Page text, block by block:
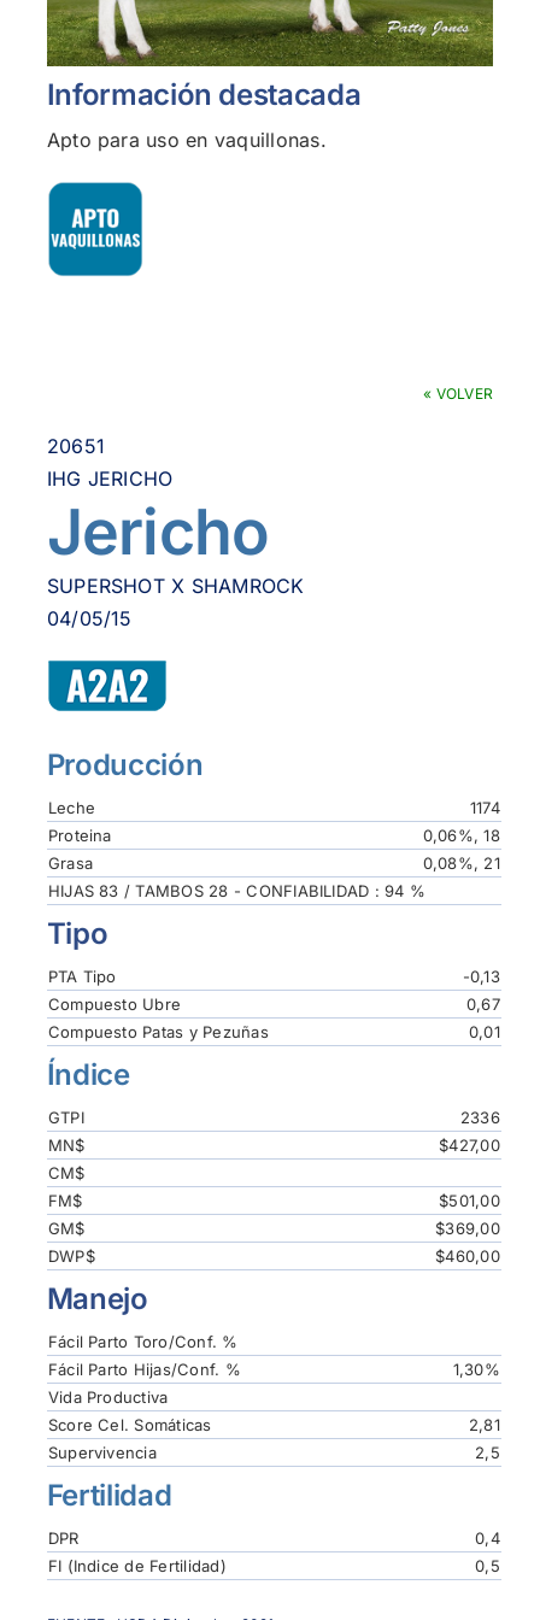
Información destacada
Apto para uso en vaquillonas.
« VOLVER
20651
IHG JERICHO
Jericho
SUPERSHOT X SHAMROCK
04/05/15
Producción
Leche
1174
Proteina
0,06%, 18
Grasa
0,08%, 21
HIJAS 83 / TAMBOS 28 - CONFIABILIDAD : 94 %
Tipo
PTA Tipo
-0,13
Compuesto Ubre
0,67
Compuesto Patas y Pezuñas
0,01
Índice
GTPI
2336
MN$
$427,00
CM$
FM$
$501,00
GM$
$369,00
DWP$
$460,00
Manejo
Fácil Parto Toro/Conf. %
Fácil Parto Hijas/Conf. %
1,30%
Vida Productiva
Score Cel. Somáticas
2,81
Supervivencia
2,5
Fertilidad
DPR
0,4
FI (Indice de Fertilidad)
0,5